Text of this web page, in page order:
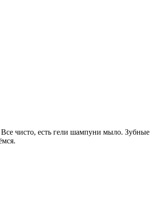
чисто, есть гели шампуни мыло.